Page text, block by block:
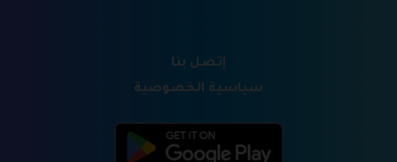
إتصل بنا
سياسية الخصوصية